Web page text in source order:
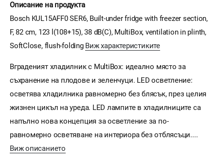
Описание на продукта
Bosch KUL15AFF0 SER6, Built-under fridge with freezer section,
F, 82 cm, 123 l(108+15), 38 dB(C), MultiBox, ventilation in plinth,
SoftClose, flush-folding Виж характеристиките
Вграденият хладилник с MultiBox: идеално място за
съхранение на плодове и зеленчуци. LED осветление:
осветява хладилника равномерно без блясък, през целия
жизнен цикъл на уреда. LED лампите в хладилниците са
напълно нова концепция за осветление за по-
равномерно осветяване на интериора без отблясъци....
Виж описанието